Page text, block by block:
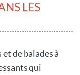
LES
de balades à
qui